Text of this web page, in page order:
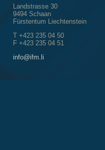
Landstrasse 30
9494 Schaan
Fürstentum Liechtenstein
T +423 235 04 50
F +423 235 04 51
info@ifm.li